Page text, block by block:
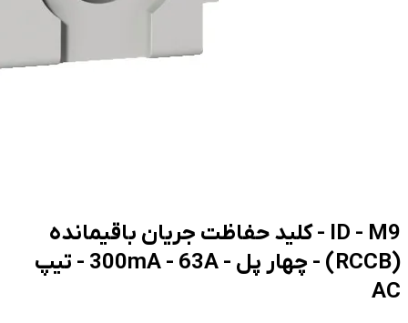
ID - M9 - کلید حفاظت جریان باقیمانده
(RCCB) - چهار پل - 300mA - 63A - تیپ
AC